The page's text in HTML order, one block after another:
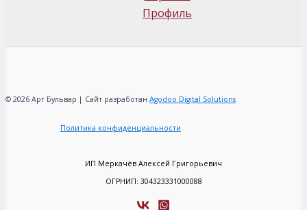
Профиль
© 2026 Арт Бульвар | Сайт разработан Agodoo Digital Solutions
Политика конфиденциальности
ИП Меркачёв Алексей Григорьевич
ОГРНИП: 304323331000088